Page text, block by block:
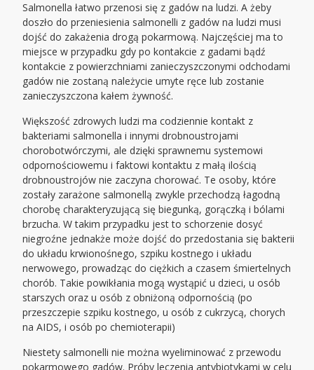
Salmonella łatwo przenosi się z gadów na ludzi. A żeby
doszło do przeniesienia salmonelli z gadów na ludzi musi
dojść do zakażenia drogą pokarmową. Najczęściej ma to
miejsce w przypadku gdy po kontakcie z gadami bądź
kontakcie z powierzchniami zanieczyszczonymi odchodami
gadów nie zostaną należycie umyte ręce lub zostanie
zanieczyszczona kałem żywność.
Większość zdrowych ludzi ma codziennie kontakt z
bakteriami salmonella i innymi drobnoustrojami
chorobotwórczymi, ale dzięki sprawnemu systemowi
odpornościowemu i faktowi kontaktu z małą ilością
drobnoustrojów nie zaczyna chorować. Te osoby, które
zostały zarażone salmonellą zwykle przechodzą łagodną
chorobę charakteryzującą się biegunką, gorączką i bólami
brzucha. W takim przypadku jest to schorzenie dosyć
niegroźne jednakże może dojść do przedostania się bakterii
do układu krwionośnego, szpiku kostnego i układu
nerwowego, prowadząc do ciężkich a czasem śmiertelnych
chorób. Takie powikłania mogą wystąpić u dzieci, u osób
starszych oraz u osób z obniżoną odpornością (po
przeszczepie szpiku kostnego, u osób z cukrzycą, chorych
na AIDS, i osób po chemioterapii)
Niestety salmonelli nie można wyeliminować z przewodu
pokarmowego gadów. Próby leczenia antybiotykami w celu